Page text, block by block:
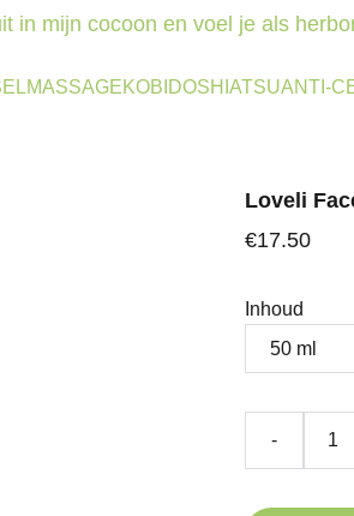
in mijn cocoon en voel je als
KOBIDOSHIATSUANTI-
Loveli
€17.50
Inhoud
-